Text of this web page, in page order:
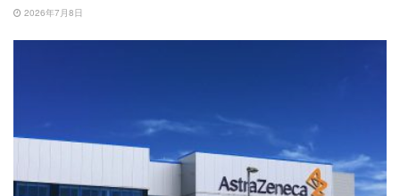
2026年7月8日